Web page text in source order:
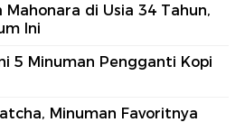
di Usia 34 Tahun,
Ini
5 Minuman Pengganti Kopi
Minuman Favoritnya